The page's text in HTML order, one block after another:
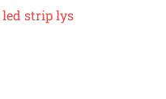
led strip lys